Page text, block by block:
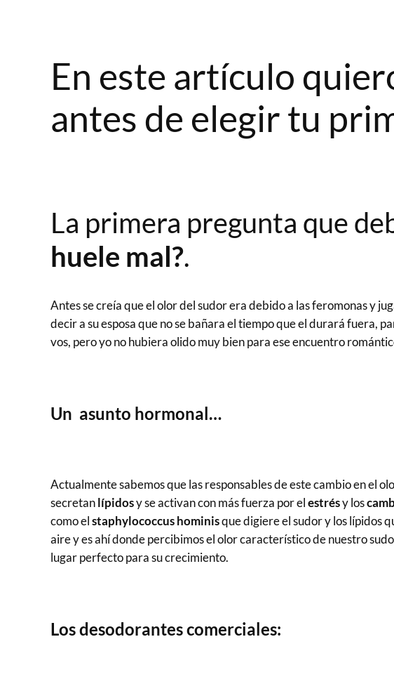
En este artículo
antes de elegir tu
La primera pregunta que
huele mal?.
Antes se creía que el olor del sudor era debido a las feromonas y
decir a su esposa que no se bañara el tiempo que el durará fuera,
vos, pero yo no hubiera olido muy bien para ese encuentro
Un asunto hormonal…
Actualmente sabemos que las responsables de este cambio en el
secretanlípidosy se activan con más fuerza por elestrésy los
como elstaphylococcus hominisque digiere el sudor y los lípidos
aire y es ahí donde percibimos el olor característico de nuestro
lugar perfecto para su crecimiento.
Los desodorantes comerciales: